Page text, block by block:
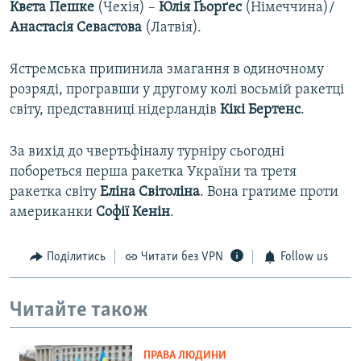
Квєта Пешке (Чехія) – Юлія Ґьорґес(Німеччина)/
Анастасія Севастова (Латвія).
Ястремська припинила змагання в одиночному
розряді, програвши у другому колі восьмій ракетці
світу, представниці нідерландів Кікі Бертенс.
За вихід до чвертьфіналу турніру сьогодні
побореться перша ракетка України та третя
ракетка світу Еліна Світоліна. Вона гратиме проти
американки Софії Кенін.
Поділитись Читати без VPN Follow us
Читайте також
ПРАВА ЛЮДИНИ